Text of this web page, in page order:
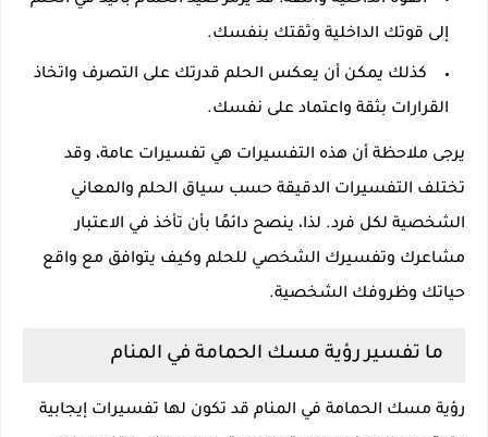
إلى قوتك الداخلية وثقتك بنفسك.
كذلك يمكن أن يعكس الحلم قدرتك على التصرف واتخاذ
القرارات بثقة واعتماد على نفسك.
يرجى ملاحظة أن هذه التفسيرات هي تفسيرات عامة، وقد
تختلف التفسيرات الدقيقة حسب سياق الحلم والمعاني
الشخصية لكل فرد. لذا، ينصح دائمًا بأن تأخذ في الاعتبار
مشاعرك وتفسيرك الشخصي للحلم وكيف يتوافق مع واقع
حياتك وظروفك الشخصية.
ما تفسير رؤية مسك الحمامة في المنام
رؤية مسك الحمامة في المنام قد تكون لها تفسيرات إيجابية